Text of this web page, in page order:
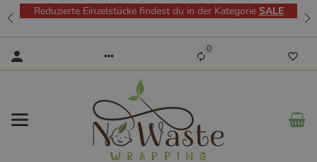
Reduzierte Einzelstücke findest du in der Kategorie SALE
0